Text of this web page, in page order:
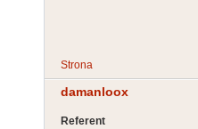
Strona
damanloox
Referent